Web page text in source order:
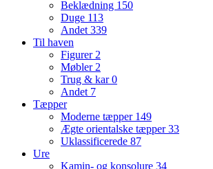
Beklædning 150
Duge 113
Andet339
Til haven
Figurer2
Møbler2
Trug & kar0
Andet 7
Tæpper
Moderne tæpper 149
Ægte orientalske tæpper33
Uklassificerede 87
Ure
Kamin- og konsolure 34